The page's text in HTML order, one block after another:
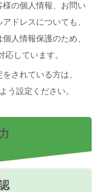
の個人情報、お問い
ドレスについても、
人情報保護のため、
しています。
されている方は、
う設定ください。